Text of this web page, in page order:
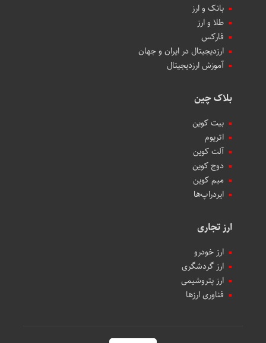
بانک و ارز
طلا و ارز
فارکس
ارزدیجیتال در ایران و جهان
آموزش ارزدیجیتال
بلاک چین
بیت کوین
اتریوم
آلت کوین
دوج کوین
میم کوین‌
ایردراپ‌ها
ارز تجاری
ارز خودرو
ارز گردشگری
ارز پتروشیمی
فناوری ارزها